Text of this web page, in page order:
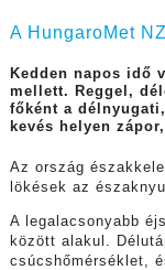
A HungaroMet
Kedden napos idő
mellett. Reggel,
főként a
kevés helyen
Az ország
lökések az
A legalacsonyabb
között alakul.
csúcshőmérséklet,